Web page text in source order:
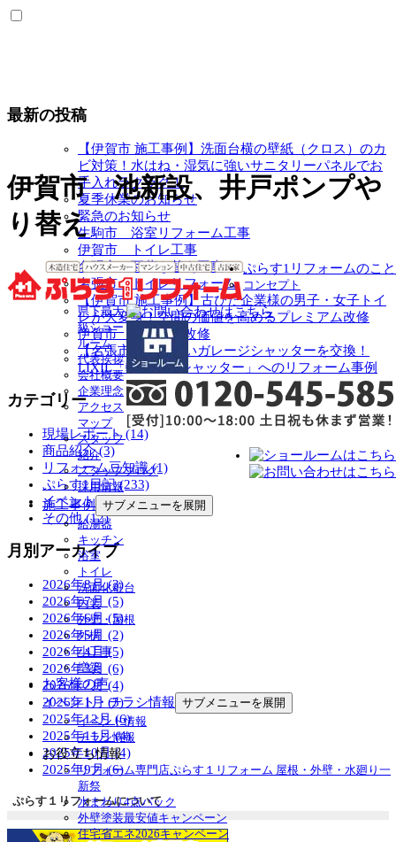
伊賀市 池新設、井戸ポンプや
り替え
ぷらす1リフォームのこと
コンセプト
県下最大
級ショー
ルーム
代表挨拶
会社概要
企業理念
アクセス
マップ
スタッフ
紹介
スタッフブログ
採用情報
施工事例 サブメニューを展開
給湯器
キッチン
浴室
トイレ
洗面化粧台
内装
外壁・屋根
外構
小工事
増築
お客様の声
イベント・チラシ情報 サブメニューを展開
イベント情報
チラシ情報
お役立ち情報
リフォーム専門店ぷらす１リフォーム 屋根・外壁・水廻り一
新祭
水まわり4点パック
外壁塗装最安値キャンペーン
住宅省エネ2026キャンペーン
最新の投稿
【伊賀市 施工事例】洗面台横の壁紙（クロス）のカ
ビ対策！水はね・湿気に強いサニタリーパネルでお
手入れラクラク！
夏季休業のお知らせ
緊急のお知らせ
生駒市 浴室リフォーム工事
伊賀市 トイレ工事
名張市 瓦葺き替え工事
名張市 トイレリフォーム
【伊賀市 施工事例】古びた企業様の男子・女子トイ
レが大変身！空間の価値を高めるプレミアム改修
伊賀市 キッチン改修
【名張市】動かないガレージシャッターを交換！
LIXIL「軽量電動シャッター」へのリフォーム事例
カテゴリー
現場レポート (14)
商品紹介 (3)
リフォーム豆知識 (1)
ぷらす1日記 (233)
イベント (54)
その他 (12)
月別アーカイブ
2026年8月 (3)
2026年7月 (5)
2026年6月 (5)
2026年5月 (2)
2026年4月 (5)
2026年3月 (6)
2026年2月 (4)
2026年1月 (3)
2025年12月 (6)
2025年11月 (4)
2025年10月 (4)
2025年9月 (6)
ぷらす１リフォームについて